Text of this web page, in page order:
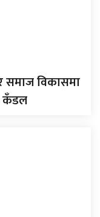
समाज विकासमा
कँडल